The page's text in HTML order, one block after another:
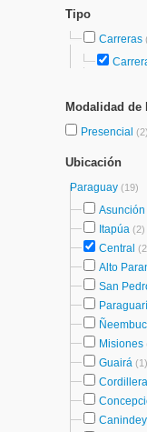
Tipo
Carreras
Modalidad de
Presencial (2)
Ubicación
Paraguay (19)
Asunción
Itapúa (2)
Central
Alto
San
Paraguarí
Misiones
Guairá (1)
Cordillera